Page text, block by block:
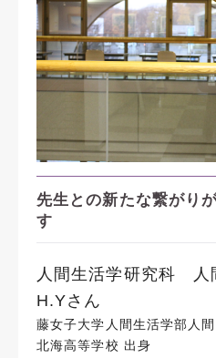
先生との新たな繋がり
す
人間生活学研究科
H.Yさん
藤女子大学人間生活学部人
北海高等学校 出身